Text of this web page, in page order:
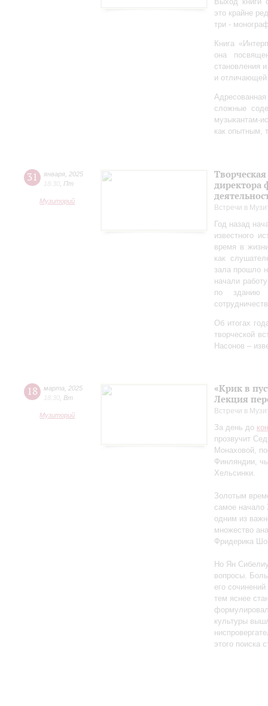
это крайне
три -
Книга
она
становления
и отличающей
сложные
музыкантам-
как опытным,
31 января 2025
18:30 Пт
Музиторий
директора
Встречи в
Год назад
известного
время в
как
зала прошло
начали
по зданию
Об итогах
творческой
Насонов –
18 марта
2025
18:30 Вт
Музиторий
«Крик в
Лекция
Встречи в
За день до
прозвучит
Монаховой,
Финляндии,
Хельсинки.
Золотым
самое начало
одним из
множество
Фридерика
Но Ян
вопросы.
его
тем яснее
культуры
этого поиска